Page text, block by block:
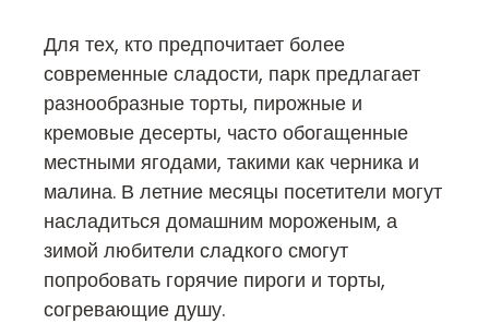
Для тех, кто предпочитает более
современные сладости, парк предлагает
разнообразные торты, пирожные и
кремовые десерты, часто обогащенные
местными ягодами, такими как черника и
малина. В летние месяцы посетители могут
насладиться домашним мороженым, а
зимой любители сладкого смогут
попробовать горячие пироги и торты,
согревающие душу.